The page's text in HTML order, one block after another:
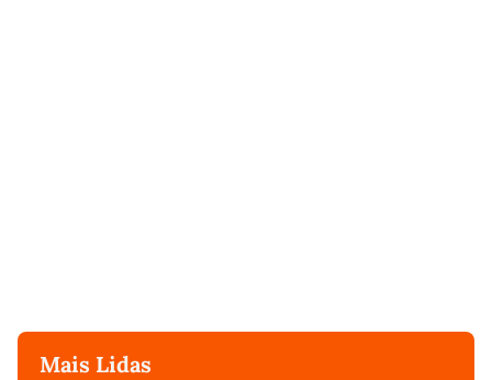
Mais Lidas